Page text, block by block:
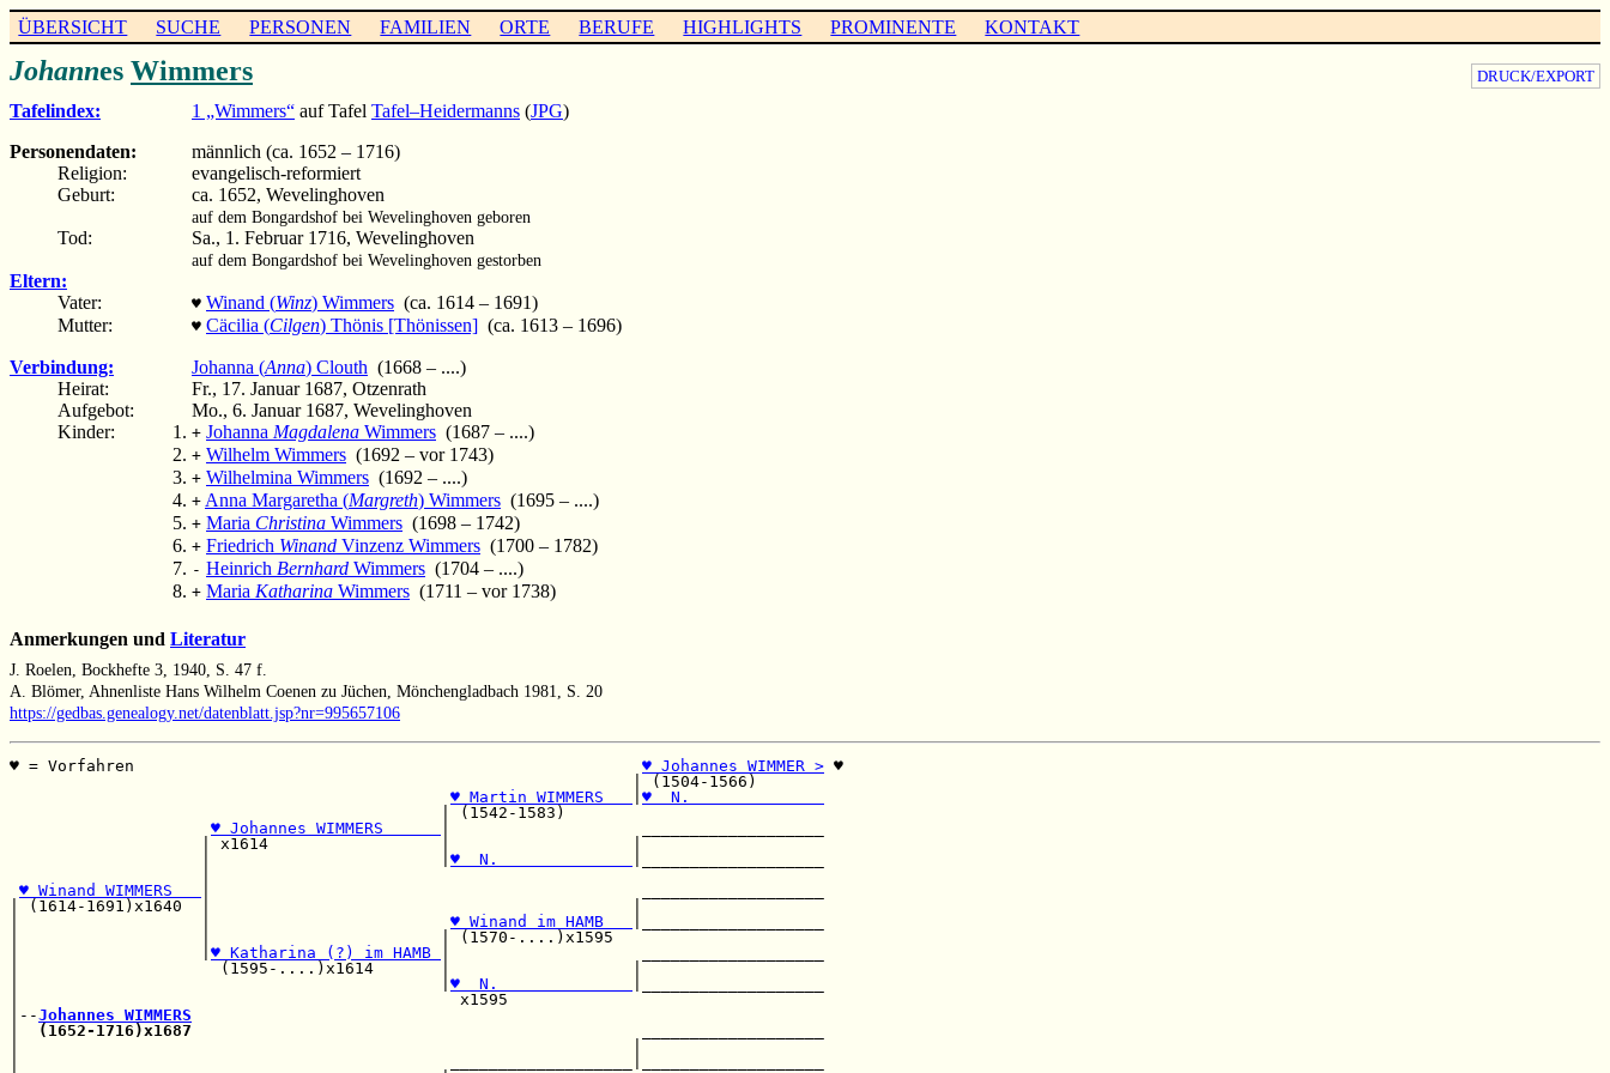
ÜBERSICHT SUCHE PERSONEN FAMILIEN ORTE BERUFE HIGHLIGHTS PROMINENTE KONTAKT
DRUCK/EXPORT
Johannes Wimmers
Tafelindex: 1 „Wimmers“ auf Tafel Tafel–Heidermanns (JPG)
Personendaten:
männlich (ca. 1652 – 1716)
Religion:
evangelisch-reformiert
Geburt:
ca. 1652, Wevelinghoven
auf dem Bongardshof bei Wevelinghoven geboren
Tod: Sa., 1. Februar 1716, Wevelinghoven
auf dem Bongardshof bei Wevelinghoven gestorben
Eltern:
Vater:
♥ Winand (Winz) Wimmers (ca. 1614 – 1691)
Mutter:
♥ Cäcilia (Cilgen) Thönis [Thönissen] (ca. 1613 – 1696)
Verbindung: Johanna (Anna) Clouth (1668 – ....)
Heirat:
Fr., 17. Januar 1687, Otzenrath
Aufgebot:
Mo., 6. Januar 1687, Wevelinghoven
Kinder:
+ Johanna Magdalena Wimmers (1687 – ....)
+ Wilhelm Wimmers (1692 – vor 1743)
+ Wilhelmina Wimmers (1692 – ....)
+ Anna Margaretha (Margreth) Wimmers (1695 – ....)
+ Maria Christina Wimmers (1698 – 1742)
+ Friedrich Winand Vinzenz Wimmers (1700 – 1782)
- Heinrich Bernhard Wimmers (1704 – ....)
+ Maria Katharina Wimmers (1711 – vor 1738)
Anmerkungen und Literatur
J. Roelen, Bockhefte 3, 1940, S. 47 f.
A. Blömer, Ahnenliste Hans Wilhelm Coenen zu Jüchen, Mönchengladbach 1981, S. 20
https://gedbas.genealogy.net/datenblatt.jsp?nr=995657106
♥ = Vorfahren ♥ Johannes WIMMER > ♥
                                                                 | (1504-1566)
♥ Martin WIMMERS
♥  N.
                                             | (1542-1583)
♥ Johannes WIMMERS
                    | x1614                  |                   |
♥  N.
♥ Winand WIMMERS
| (1614-1691)x1640  |                                            |
♥ Winand im HAMB
|                   |                        | (1570-....)x1595
♥ Katharina (?) im HAMB
|                     (1595-....)x1614       |                   |
♥  N.
|                                              x1595
|--Johannes WIMMERS
(1652-1716)x1687